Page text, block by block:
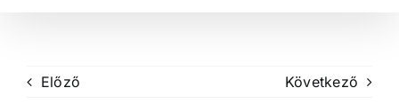
Előző Következő